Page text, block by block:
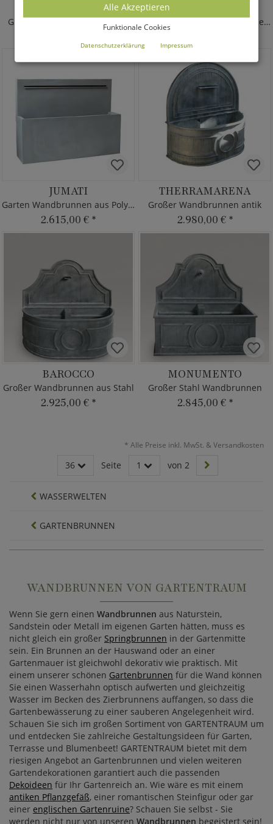
OLLIGORADOS
Großer Wand Gartenbrunnen
KRIMONA FINA
Großer Wand Brunnen aus Metall
JUMATI
Garten Wandbrunnen aus Polystone
2.615,00 € *
THERRAMARENA
Großer Wandbrunnen antik
2.980,00 € *
BAROCCO
Großer Wandbrunnen aus Stahl
2.925,00 € *
MONUMENTO
Großer Stahl Wandbrunnen
2.845,00 € *
* Alle Preise inkl. MwSt. & Versandkosten
36 Seite 1 von 2
WASSERWELTEN
GARTENBRUNNEN
WANDBRUNNEN VON GARTENTRAUM
Wenn Sie gern einen Wandbrunnen aus Naturstein,
Sandstein oder Metall im eigenen Garten hätten, muss es
nicht gleich ein großer Springbrunnen in der Gartenmitte
sein. Ein Brunnen an der Hauswand oder an einer
Gartenmauer ist gleichwohl dekorativ wie praktisch. Mit
einem unserer schönen Gartenbrunnen für die Wand können
Sie einen Wasserhahn optisch aufwerten und gleichzeitig
Wasser im Becken des Zierbrunnens auffangen, so dass die
Gartenbewässerung zu einer sauberen Angelegenheit wird.
Schauen Sie sich im großen Sortiment von GARTENTRAUM um
und entdecken Sie zahlreiche Gestaltungsideen für Garten,
Terrasse und Blumenbeet! GARTENTRAUM bietet mit dem
riesigen Angebot an Gartenbrunnen und vielen weiteren
Gartendekorationen garantiert auch die passenden
Dekoideen für Ihr Gartenreich an. Wie wäre es mit einem
antiken Pflanzgefäß, einer romantischen Steinfigur oder gar
einer englischen Gartenruine? Schauen Sie selbst - Sie
werden nicht nur von unseren Wandbrunnen begeistert sein!
Alle Akzeptieren
Funktionale Cookies
Datenschutzerklärung Impressum